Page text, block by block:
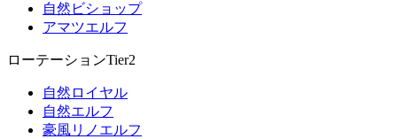
自然ビショップ
アマツエルフ
ローテーションTier2
自然ロイヤル
自然エルフ
豪風リノエルフ